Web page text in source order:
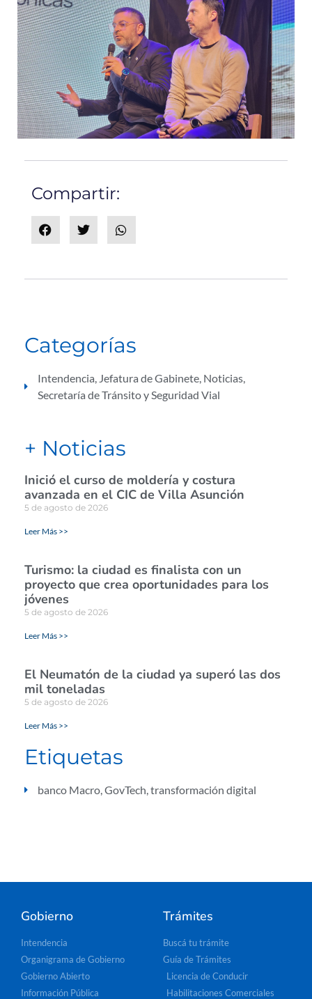
Compartir:
Categorías
Intendencia, Jefatura de Gabinete, Noticias,
Secretaría de Tránsito y Seguridad Vial
+ Noticias
Inició el curso de moldería y costura
avanzada en el CIC de Villa Asunción
5 de agosto de 2026
Leer Más >>
Turismo: la ciudad es finalista con un
proyecto que crea oportunidades para los
jóvenes
5 de agosto de 2026
Leer Más >>
El Neumatón de la ciudad ya superó las dos
mil toneladas
5 de agosto de 2026
Leer Más >>
Etiquetas
banco Macro,GovTech,transformación digital
Gobierno
Intendencia
Organigrama de Gobierno
Gobierno Abierto
Información Pública
Trámites
Buscá tu trámite
Guía de Trámites
Licencia de Conducir
Habilitaciones Comerciales